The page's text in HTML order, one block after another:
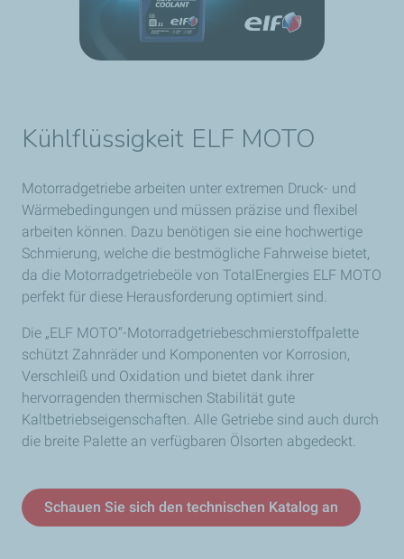
Kühlflüssigkeit ELF MOTO
Motorradgetriebe arbeiten unter extremen Druck- und
Wärmebedingungen und müssen präzise und flexibel
arbeiten können. Dazu benötigen sie eine hochwertige
Schmierung, welche die bestmögliche Fahrweise bietet,
da die Motorradgetriebeöle von TotalEnergies ELF MOTO
perfekt für diese Herausforderung optimiert sind.
Die „ELF MOTO“-Motorradgetriebeschmierstoffpalette
schützt Zahnräder und Komponenten vor Korrosion,
Verschleiß und Oxidation und bietet dank ihrer
hervorragenden thermischen Stabilität gute
Kaltbetriebseigenschaften. Alle Getriebe sind auch durch
die breite Palette an verfügbaren Ölsorten abgedeckt.
Schauen Sie sich den technischen Katalog an